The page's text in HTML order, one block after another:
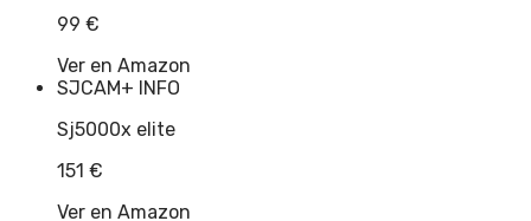
99 €
Ver en Amazon
SJCAM+ INFO
Sj5000x elite
151 €
Ver en Amazon